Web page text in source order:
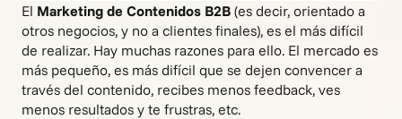
El Marketing de Contenidos B2B (es decir, orientado a
otros negocios, y no a clientes finales), es el más difícil
de realizar. Hay muchas razones para ello. El mercado es
más pequeño, es más difícil que se dejen convencer a
través del contenido, recibes menos feedback, ves
menos resultados y te frustras, etc.